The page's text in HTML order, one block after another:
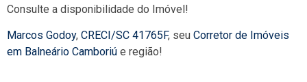
Consulte a disponibilidade do Imóvel!
Marcos Godoy, CRECI/SC 41765F, seu Corretor de Imóveis
em Balneário Camboriú e região!